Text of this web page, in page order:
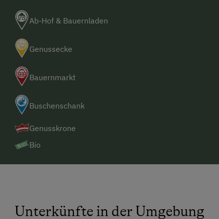
Ab-Hof & Bauernladen
Genussecke
Bauernmarkt
Buschenschank
Genusskrone
Bio
Unterkünfte in der Umgebung